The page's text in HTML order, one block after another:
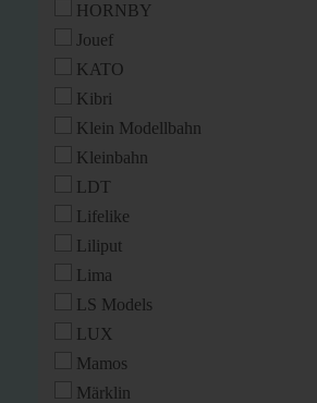
HORNBY
Jouef
KATO
Kibri
Klein Modellbahn
Kleinbahn
LDT
Lifelike
Liliput
Lima
LS Models
LUX
Mamos
Märklin